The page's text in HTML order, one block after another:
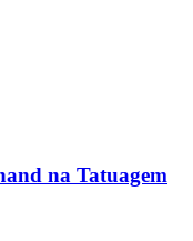
na Tatuagem